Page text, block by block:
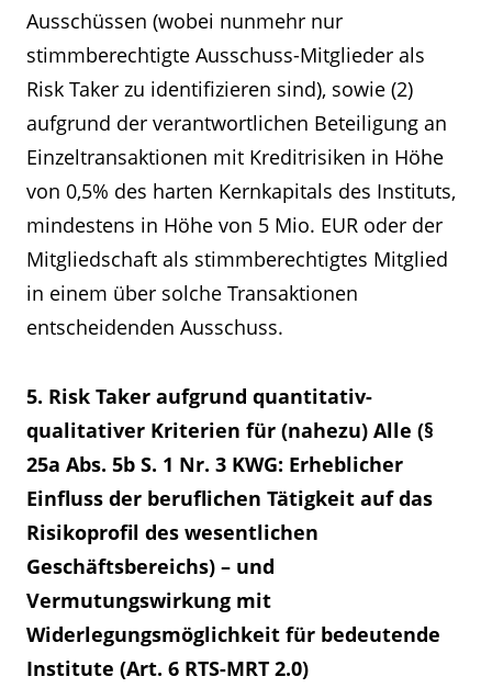
Ausschüssen (wobei nunmehr nur
stimmberechtigte Ausschuss-Mitglieder als
Risk Taker zu identifizieren sind), sowie (2)
aufgrund der verantwortlichen Beteiligung an
Einzeltransaktionen mit Kreditrisiken in Höhe
von 0,5% des harten Kernkapitals des Instituts,
mindestens in Höhe von 5 Mio. EUR oder der
Mitgliedschaft als stimmberechtigtes Mitglied
in einem über solche Transaktionen
entscheidenden Ausschuss.
5. Risk Taker aufgrund quantitativ-
qualitativer Kriterien für (nahezu) Alle (§
25a Abs. 5b S. 1 Nr. 3 KWG: Erheblicher
Einfluss der beruflichen Tätigkeit auf das
Risikoprofil des wesentlichen
Geschäftsbereichs) – und
Vermutungswirkung mit
Widerlegungsmöglichkeit für bedeutende
Institute (Art. 6 RTS-MRT 2.0)